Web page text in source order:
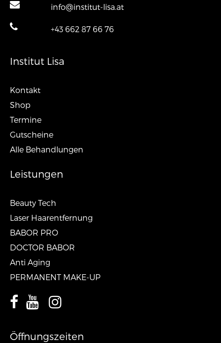
info@institut-lisa.at
+43 662 87 66 76
Institut Lisa
Kontakt
Shop
Termine
Gutscheine
Alle Behandlungen
Leistungen
Beauty Tech
Laser Haarentfernung
BABOR PRO
DOCTOR BABOR
Anti Aging
PERMANENT MAKE-UP
Öffnungszeiten